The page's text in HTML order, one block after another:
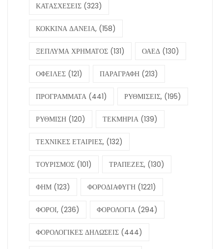
ΚΑΤΑΣΧΕΣΕΙΣ (323)
ΚΟΚΚΙΝΑ ΔΑΝΕΙΑ, (158)
ΞΕΠΛΥΜΑ ΧΡΗΜΑΤΟΣ (131) ΟΑΕΔ (130)
ΟΦΕΙΛΕΣ (121) ΠΑΡΑΓΡΑΦΗ (213)
ΠΡΟΓΡΑΜΜΑΤΑ (441) ΡΥΘΜΙΣΕΙΣ, (195)
ΡΥΘΜΙΣΗ (120) ΤΕΚΜΗΡΙΑ (139)
ΤΕΧΝΙΚΕΣ ΕΤΑΙΡΙΕΣ, (132)
ΤΟΥΡΙΣΜΟΣ (101) ΤΡΑΠΕΖΕΣ, (130)
ΦΗΜ (123) ΦΟΡΟΔΙΑΦΥΓΗ (1221)
ΦΟΡΟΙ, (236) ΦΟΡΟΛΟΓΙΑ (294)
ΦΟΡΟΛΟΓΙΚΕΣ ΔΗΛΩΣΕΙΣ (444)